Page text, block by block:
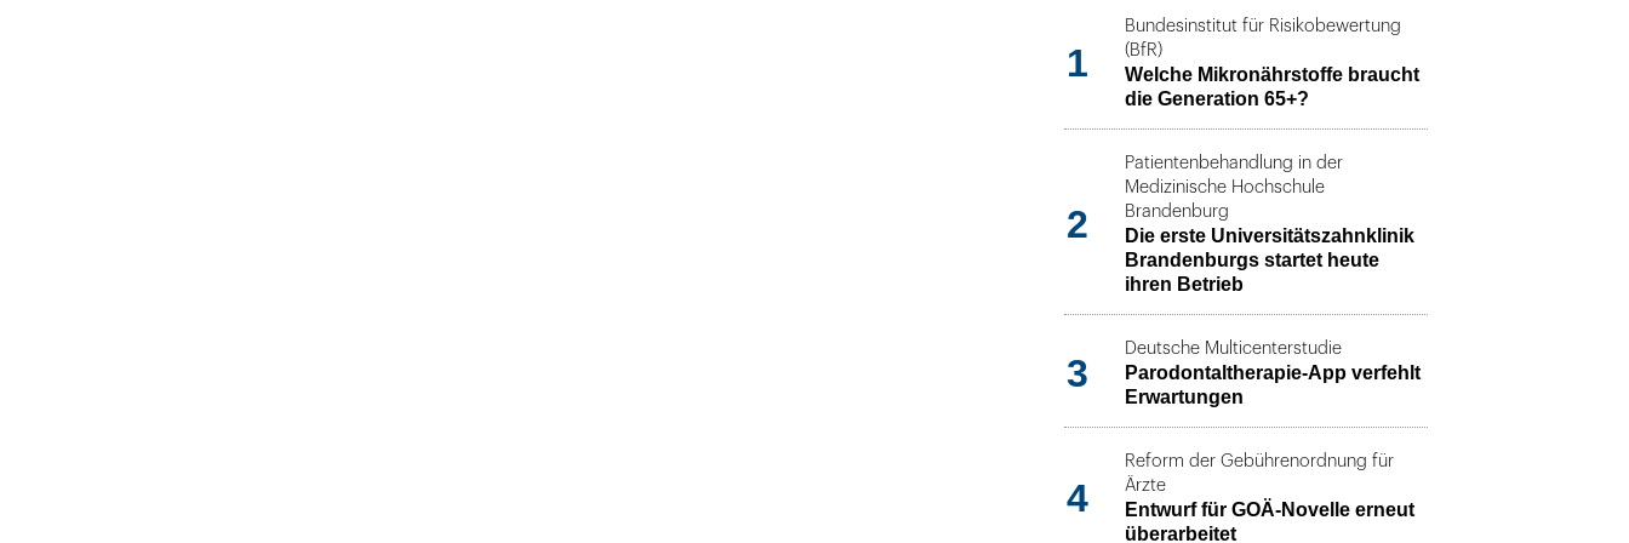
1
Bundesinstitut für Risikobewertung
(BfR)
Welche Mikronährstoffe braucht
die Generation 65+?
2
Patientenbehandlung in der
Medizinische Hochschule
Brandenburg
Die erste Universitätszahnklinik
Brandenburgs startet heute
ihren Betrieb
3
Deutsche Multicenterstudie
Parodontaltherapie-App verfehlt
Erwartungen
4
Reform der Gebührenordnung für
Ärzte
Entwurf für GOÄ-Novelle erneut
überarbeitet